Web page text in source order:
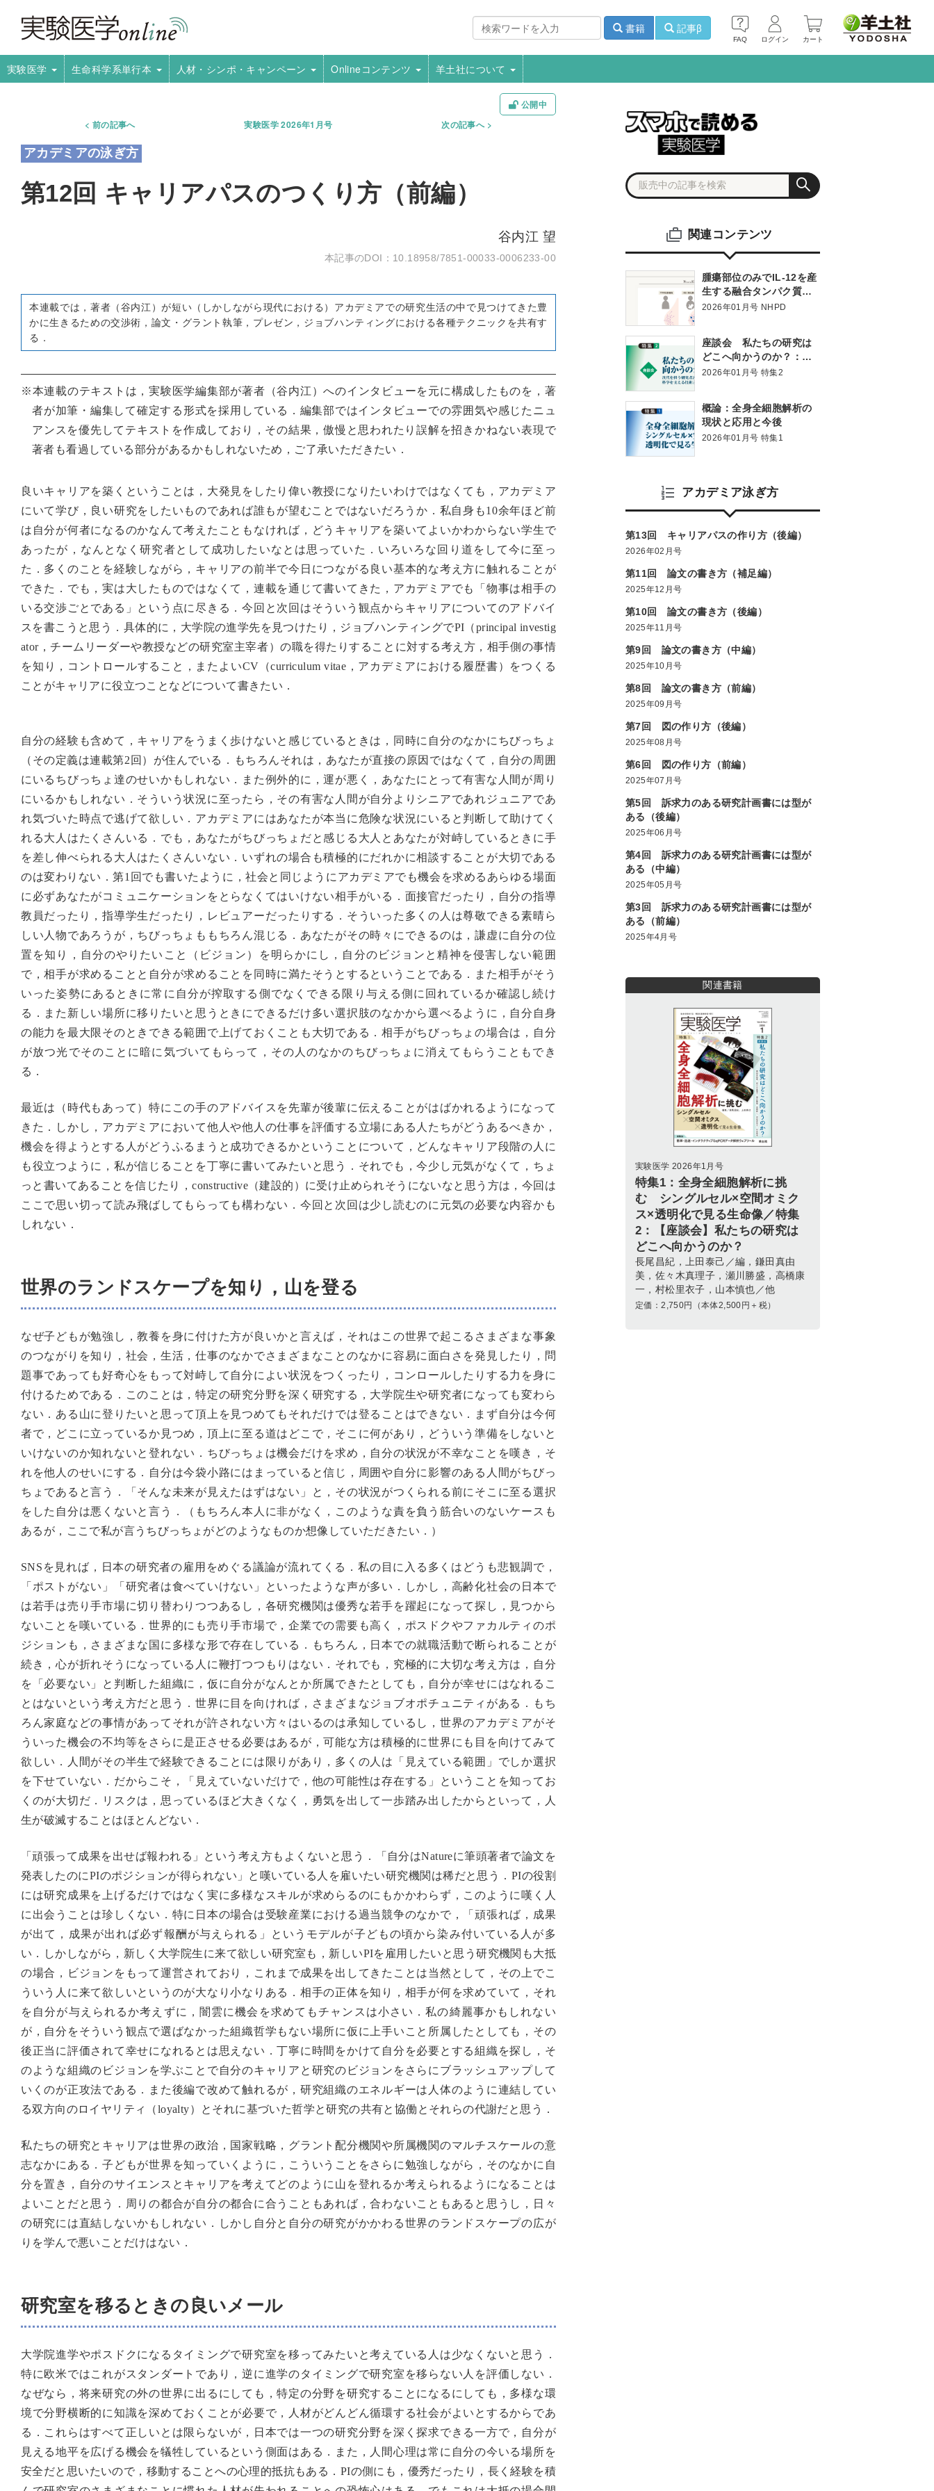
FAQ ログイン カート
書籍 記事β
実験医学 生命科学系単行本 人材・シンポ・キャンペーン Onlineコンテンツ 羊土社について
公開中
前の記事へ
実験医学 2026年1月号 次の記事へ
第12回 キャリアパスのつくり方（前編）
谷内江 望
10.18958/7851-00033-0006233-00
本連載では，著者（谷内江）が短い（しかしながら現代における）アカデミアでの研究生活の中で見つけてきた豊
かに生きるための交渉術，論文・グラント執筆，プレゼン，ジョブハンティングにおける各種テクニックを共有す
る．
本連載のテキストは，実験医学編集部が著者（谷内江）へのインタビューを元に構成したものを，著
者が加筆・編集して確定する形式を採用している．編集部ではインタビューでの雰囲気や感じたニュ
アンスを優先してテキストを作成しており，その結果，傲慢と思われたり誤解を招きかねない表現で
著者も看過している部分があるかもしれないため，ご了承いただきたい．
良いキャリアを築くということは，大発見をしたり偉い教授になりたいわけではなくても，アカデミア
にいて学び，良い研究をしたいものであれば誰もが望むことではないだろうか．私自身も10余年ほど前
は自分が何者になるのかなんて考えたこともなければ，どうキャリアを築いてよいかわからない学生で
あったが，なんとなく研究者として成功したいなとは思っていた．いろいろな回り道をして今に至っ
た．多くのことを経験しながら，キャリアの前半で今日につながる良い基本的な考え方に触れることが
できた．でも，実は大したものではなくて，連載を通じて書いてきた，アカデミアでも「物事は相手の
いる交渉ごとである」という点に尽きる．今回と次回はそういう観点からキャリアについてのアドバイ
スを書こうと思う．具体的に，大学院の進学先を見つけたり，ジョブハンティングでPI（principal investig
ator，チームリーダーや教授などの研究室主宰者）の職を得たりすることに対する考え方，相手側の事情
を知り，コントロールすること，またよいCV（curriculum vitae，アカデミアにおける履歴書）をつくる
ことがキャリアに役立つことなどについて書きたい．
自分の経験も含めて，キャリアをうまく歩けないと感じているときは，同時に自分のなかにちびっちょ
（その定義は連載第2回）が住んでいる．もちろんそれは，あなたが直接の原因ではなくて，自分の周囲
にいるちびっちょ達のせいかもしれない．また例外的に，運が悪く，あなたにとって有害な人間が周り
にいるかもしれない．そういう状況に至ったら，その有害な人間が自分よりシニアであれジュニアであ
れ気づいた時点で逃げて欲しい．アカデミアにはあなたが本当に危険な状況にいると判断して助けてく
れる大人はたくさんいる．でも，あなたがちびっちょだと感じる大人とあなたが対峙しているときに手
を差し伸べられる大人はたくさんいない．いずれの場合も積極的にだれかに相談することが大切である
のは変わりない．第1回でも書いたように，社会と同じようにアカデミアでも機会を求めるあらゆる場面
に必ずあなたがコミュニケーションをとらなくてはいけない相手がいる．面接官だったり，自分の指導
教員だったり，指導学生だったり，レビュアーだったりする．そういった多くの人は尊敬できる素晴ら
しい人物であろうが，ちびっちょももちろん混じる．あなたがその時々にできるのは，謙虚に自分の位
置を知り，自分のやりたいこと（ビジョン）を明らかにし，自分のビジョンと精神を侵害しない範囲
で，相手が求めることと自分が求めることを同時に満たそうとするということである．また相手がそう
いった姿勢にあるときに常に自分が搾取する側でなくできる限り与える側に回れているか確認し続け
る．また新しい場所に移りたいと思うときにできるだけ多い選択肢のなかから選べるように，自分自身
の能力を最大限そのときできる範囲で上げておくことも大切である．相手がちびっちょの場合は，自分
が放つ光でそのことに暗に気づいてもらって，その人のなかのちびっちょに消えてもらうこともでき
る．
最近は（時代もあって）特にこの手のアドバイスを先輩が後輩に伝えることがはばかれるようになって
きた．しかし，アカデミアにおいて他人や他人の仕事を評価する立場にある人たちがどうあるべきか，
機会を得ようとする人がどうふるまうと成功できるかということについて，どんなキャリア段階の人に
も役立つように，私が信じることを丁寧に書いてみたいと思う．それでも，今少し元気がなくて，ちょ
っと書いてあることを信じたり，constructive（建設的）に受け止められそうにないなと思う方は，今回は
ここで思い切って読み飛ばしてもらっても構わない．今回と次回は少し読むのに元気の必要な内容かも
しれない．
世界のランドスケープを知り，山を登る
なぜ子どもが勉強し，教養を身に付けた方が良いかと言えば，それはこの世界で起こるさまざまな事象
のつながりを知り，社会，生活，仕事のなかでさまざまなことのなかに容易に面白さを発見したり，問
題事であっても好奇心をもって対峙して自分によい状況をつくったり，コンロールしたりする力を身に
付けるためである．このことは，特定の研究分野を深く研究する，大学院生や研究者になっても変わら
ない．ある山に登りたいと思って頂上を見つめてもそれだけでは登ることはできない．まず自分は今何
者で，どこに立っているか見つめ，頂上に至る道はどこで，そこに何があり，どういう準備をしないと
いけないのか知れないと登れない．ちびっちょは機会だけを求め，自分の状況が不幸なことを嘆き，そ
れを他人のせいにする．自分は今袋小路にはまっていると信じ，周囲や自分に影響のある人間がちびっ
ちょであると言う．「そんな未来が見えたはずはない」と，その状況がつくられる前にそこに至る選択
をした自分は悪くないと言う．（もちろん本人に非がなく，このような責を負う筋合いのないケースも
あるが，ここで私が言うちびっちょがどのようなものか想像していただきたい．）
SNSを見れば，日本の研究者の雇用をめぐる議論が流れてくる．私の目に入る多くはどうも悲観調で，
「ポストがない」「研究者は食べていけない」といったような声が多い．しかし，高齢化社会の日本で
は若手は売り手市場に切り替わりつつあるし，各研究機関は優秀な若手を躍起になって探し，見つから
ないことを嘆いている．世界的にも売り手市場で，企業での需要も高く，ポスドクやファカルティのポ
ジションも，さまざまな国に多様な形で存在している．もちろん，日本での就職活動で断られることが
続き，心が折れそうになっている人に鞭打つつもりはない．それでも，究極的に大切な考え方は，自分
を「必要ない」と判断した組織に，仮に自分がなんとか所属できたとしても，自分が幸せにはなれるこ
とはないという考え方だと思う．世界に目を向ければ，さまざまなジョブオポチュニティがある．もち
ろん家庭などの事情があってそれが許されない方々はいるのは承知しているし，世界のアカデミアがそ
ういった機会の不均等をさらに是正させる必要はあるが，可能な方は積極的に世界にも目を向けてみて
欲しい．人間がその半生で経験できることには限りがあり，多くの人は「見えている範囲」でしか選択
を下せていない．だからこそ，「見えていないだけで，他の可能性は存在する」ということを知ってお
くのが大切だ．リスクは，思っているほど大きくなく，勇気を出して一歩踏み出したからといって，人
生が破滅することはほとんどない．
「頑張って成果を出せば報われる」という考え方もよくないと思う．「自分はNatureに筆頭著者で論文を
発表したのにPIのポジションが得られない」と嘆いている人を雇いたい研究機関は稀だと思う．PIの役割
には研究成果を上げるだけではなく実に多様なスキルが求めらるのにもかかわらず，このように嘆く人
に出会うことは珍しくない．特に日本の場合は受験産業における過当競争のなかで，「頑張れば，成果
が出て，成果が出れば必ず報酬が与えられる」というモデルが子どもの頃から染み付いている人が多
い．しかしながら，新しく大学院生に来て欲しい研究室も，新しいPIを雇用したいと思う研究機関も大抵
の場合，ビジョンをもって運営されており，これまで成果を出してきたことは当然として，その上でこ
ういう人に来て欲しいというのが大なり小なりある．相手の正体を知り，相手が何を求めていて，それ
を自分が与えられるか考えずに，闇雲に機会を求めてもチャンスは小さい．私の綺麗事かもしれない
が，自分をそういう観点で選ばなかった組織哲学もない場所に仮に上手いこと所属したとしても，その
後正当に評価されて幸せになれるとは思えない．丁寧に時間をかけて自分を必要とする組織を探し，そ
のような組織のビジョンを学ぶことで自分のキャリアと研究のビジョンをさらにブラッシュアップして
いくのが正攻法である．また後編で改めて触れるが，研究組織のエネルギーは人体のように連結してい
る双方向のロイヤリティ（loyalty）とそれに基づいた哲学と研究の共有と協働とそれらの代謝だと思う．
私たちの研究とキャリアは世界の政治，国家戦略，グラント配分機関や所属機関のマルチスケールの意
志なかにある．子どもが世界を知っていくように，こういうことをさらに勉強しながら，そのなかに自
分を置き，自分のサイエンスとキャリアを考えてどのように山を登れるか考えられるようになることは
よいことだと思う．周りの都合が自分の都合に合うこともあれば，合わないこともあると思うし，日々
の研究には直結しないかもしれない．しかし自分と自分の研究がかかわる世界のランドスケープの広が
りを学んで悪いことだけはない．
研究室を移るときの良いメール
大学院進学やポスドクになるタイミングで研究室を移ってみたいと考えている人は少なくないと思う．
特に欧米ではこれがスタンダートであり，逆に進学のタイミングで研究室を移らない人を評価しない．
なぜなら，将来研究の外の世界に出るにしても，特定の分野を研究することになるにしても，多様な環
境で分野横断的に知識を深めておくことが必要で，人材がどんどん循環する社会がよいとするからであ
る．これらはすべて正しいとは限らないが，日本では一つの研究分野を深く探求できる一方で，自分が
見える地平を広げる機会を犠牲しているという側面はある．また，人間心理は常に自分の今いる場所を
安全だと思いたいので，移動することへの心理的抵抗もある．PIの側にも，優秀だったり，長く経験を積
関連コンテンツ
腫瘍部位のみでIL-12を産
生する融合タンパク質産
生CAR-T細胞の優れた抗
2026年01月号 NHPD
座談会 私たちの研究は
どこへ向かうのか？：次
代を担う研究者たちが語
向き合い方
2026年01月号 特集2
概論：全身全細胞解析の
現状と応用と今後
2026年01月号 特集1
アカデミア泳ぎ方
第13回 キャリアパスの作り方（後編）
2026年02月号
第11回 論文の書き方（補足編）
2025年12月号
第10回 論文の書き方（後編）
2025年11月号
第9回 論文の書き方（中編）
2025年10月号
第8回 論文の書き方（前編）
2025年09月号
第7回 図の作り方（後編）
2025年08月号
第6回 図の作り方（前編）
2025年07月号
第5回 訴求力のある研究計画書には型が
ある（後編）
2025年06月号
第4回 訴求力のある研究計画書には型が
ある（中編）
2025年05月号
第3回 訴求力のある研究計画書には型が
ある（前編）
2025年4月号
関連書籍
実験医学 2026年1月号
特集1：全身全細胞解析に挑
む シングルセル×空間オミク
ス×透明化で見る生命像／特集
2：【座談会】私たちの研究は
どこへ向かうのか？
長尾昌紀，上田泰己／編，鎌田真由
美，佐々木真理子，瀬川勝盛，高橋康
一，村松里衣子，山本慎也／他
定価：2,750円（本体2,500円＋税）